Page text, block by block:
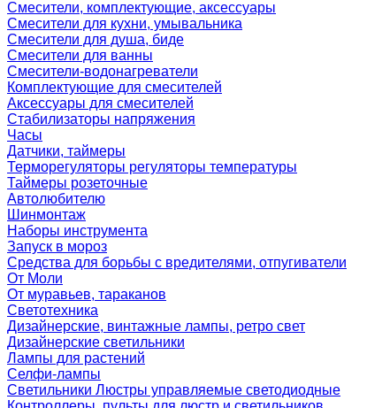
Смесители, комплектующие, аксессуары
Смесители для кухни, умывальника
Смесители для душа, биде
Смесители для ванны
Смесители-водонагреватели
Комплектующие для смесителей
Аксессуары для смесителей
Стабилизаторы напряжения
Часы
Датчики, таймеры
Терморегуляторы регуляторы температуры
Таймеры розеточные
Автолюбителю
Шинмонтаж
Наборы инструмента
Запуск в мороз
Средства для борьбы с вредителями, отпугиватели
От Моли
От муравьев, тараканов
Светотехника
Дизайнерские, винтажные лампы, ретро свет
Дизайнерские светильники
Лампы для растений
Селфи-лампы
Светильники Люстры управляемые светодиодные